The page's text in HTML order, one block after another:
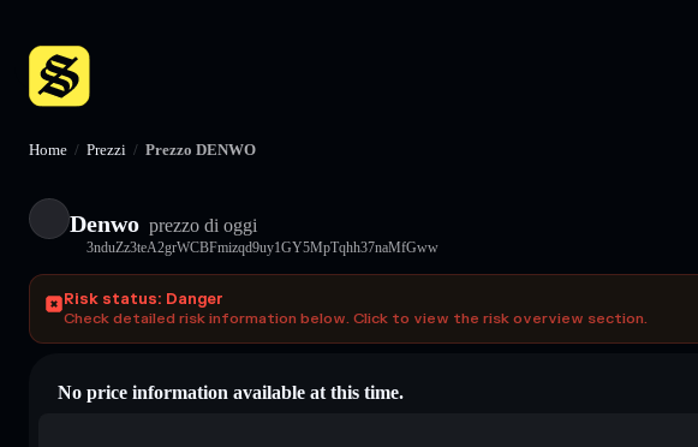
Home / Prezzi / Prezzo DENWO
Denwo prezzo di oggi
3nduZz3teA2grWCBFmizqd9uy1GY5MpTqhh37naMfGww
Risk status: Danger
Check detailed risk information below. Click to view the risk overview section.
No price information available at this time.